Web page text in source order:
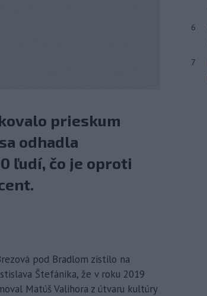
prieskum
odhadla
ľudí, čo je oproti
pod Bradlom zistilo na
Štefánika, že v roku 2019
Matúš Valihora z útvaru kultúry
6
7